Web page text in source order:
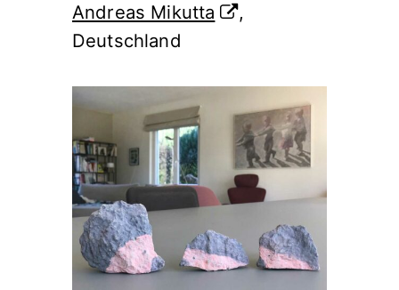
Andreas Mikutta
,
Deutschland